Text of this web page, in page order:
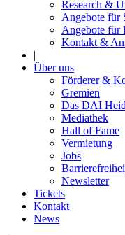
Research &
Angebote für
Angebote für
Kontakt &
|
Über uns
Förderer &
Gremien
Das DAI
Mediathek
Hall of Fame
Vermietung
Jobs
Newsletter
Tickets
Kontakt
News